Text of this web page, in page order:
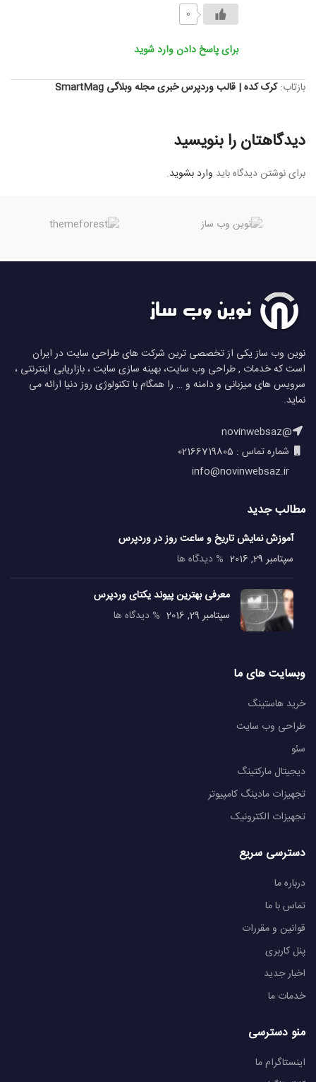
0
برای پاسخ دادن وارد شوید
بازتاب:کرک کده | قالب وردپرس خبری مجله وبلاگی SmartMag
دیدگاهتان را بنویسید
برای نوشتن دیدگاه باید وارد بشوید.
نوین وب ساز یکی از تخصصی ترین شرکت های طراحی سایت در ایران
است که خدمات , طراحی وب سایت، بهینه سازی سایت ، بازاریابی اینترنتی ،
سرویس های میزبانی و دامنه و … را همگام با تکنولوژی روز دنیا ارائه می
نماید.
@novinwebsaz
شماره تماس : 02166719805
مطالب جدید
آموزش نمایش تاریخ و ساعت روز در وردپرس
سپتامبر 29, 2016
% دیدگاه ها
معرفی بهترین پیوند یکتای وردپرس
سپتامبر 29, 2016
% دیدگاه ها
وبسایت های ما
خرید هاستینگ
طراحی وب سایت
سئو
دیجیتال مارکتینگ
تجهیزات مادینگ کامپیوتر
تجهیزات الکترونیک
دسترسی سریع
درباره ما
تماس با ما
قوانین و مقررات
پنل کاربری
اخبار جدید
خدمات ما
منو دسترسی
اینستاگرام ما